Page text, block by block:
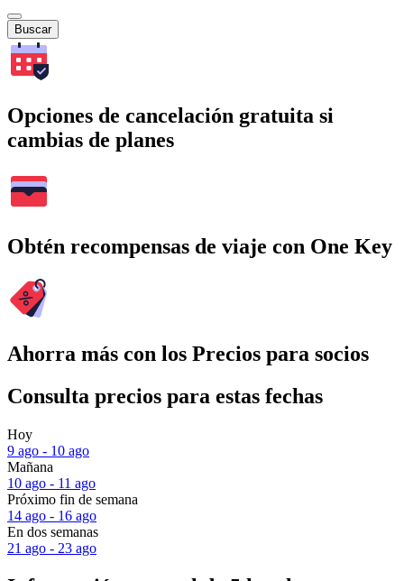
Buscar
Opciones de cancelación gratuita si
cambias de planes
Obtén recompensas de viaje con One Key
Ahorra más con los Precios para socios
Consulta precios para estas fechas
Hoy
9 ago - 10 ago
Mañana
10 ago - 11 ago
Próximo fin de semana
14 ago - 16 ago
En dos semanas
21 ago - 23 ago